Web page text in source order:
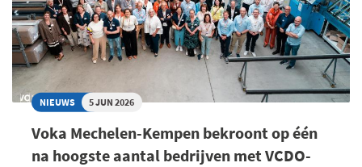
NIEUWS 5 JUN 2026
Voka Mechelen-Kempen bekroont op één
na hoogste aantal bedrijven met VCDO-